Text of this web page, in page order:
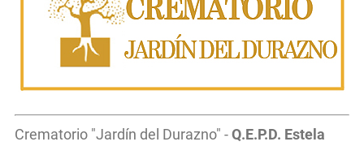
Crematorio "Jardín del Durazno" -Q.E.P.D. Estela